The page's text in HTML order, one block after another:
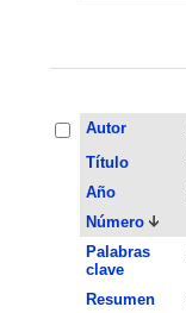
Autor
Título
Año
Número
Palabras
clave
Resumen